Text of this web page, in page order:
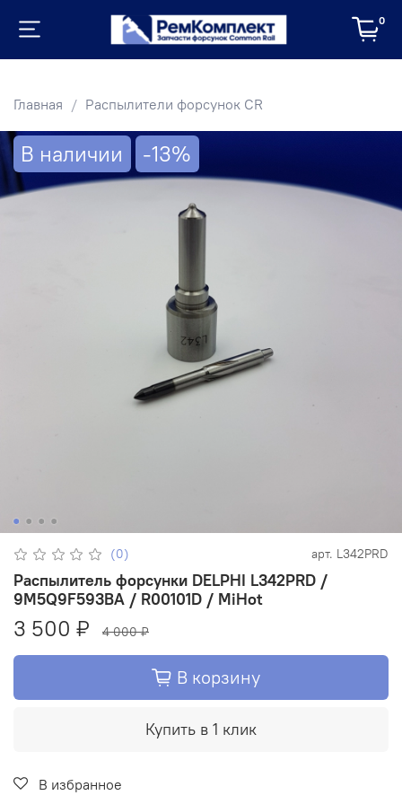
0
Главная Распылители форсунок CR
В наличии -13%
(0) арт. L342PRD
Распылитель форсунки DELPHI L342PRD /
9M5Q9F593BA / R00101D / MiHot
3 500 ₽ 4 000 ₽
В корзину
Купить в 1 клик
В избранное